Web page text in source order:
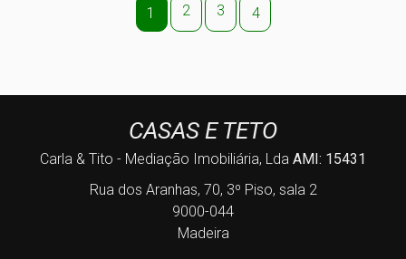
1 2 3 4
CASAS E TETO
Carla & Tito - Mediação Imobiliária, Lda AMI: 15431
Rua dos Aranhas, 70, 3º Piso, sala 2
9000-044
Madeira